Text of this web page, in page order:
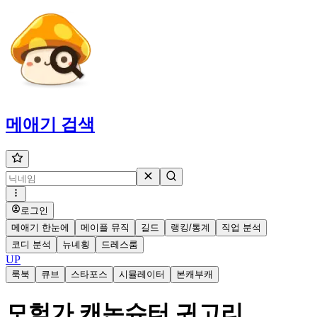
메애기 검색
로그인
메애기 한눈에
메이플 뮤직 길드 랭킹/통계
직업 분석
코디 분석
뉴녜힁 드레스룸
UP
룩북 큐브 스타포스 시뮬레이터 본캐부캐